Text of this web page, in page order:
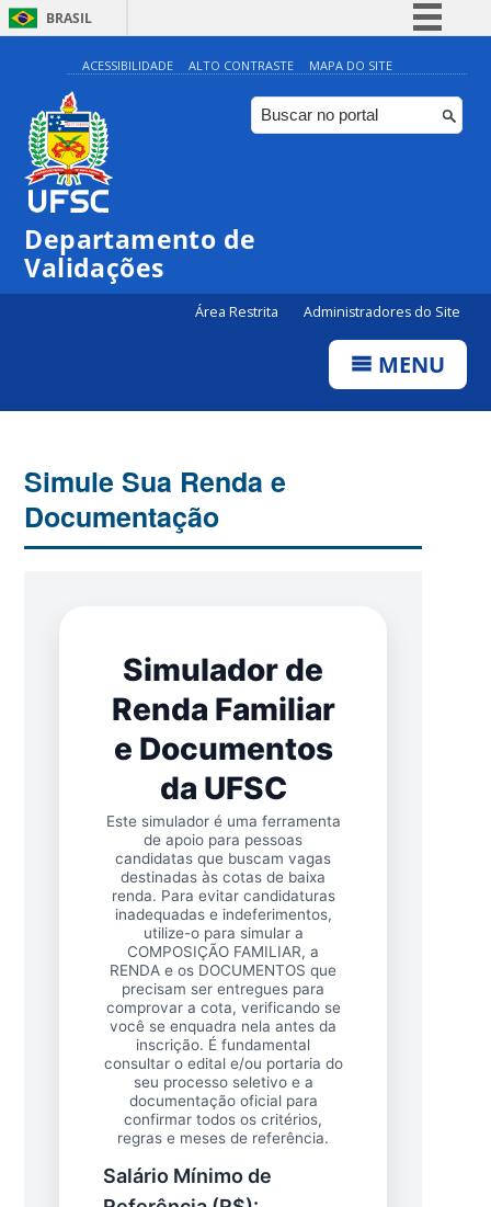
BRASIL
Simplifique!
Comunica BR
Participe
ACESSIBILIDADE ALTO CONTRASTE MAPA DO SITE
Departamento de
Validações
Área Restrita Administradores do Site
MENU
Simule Sua Renda e
Documentação